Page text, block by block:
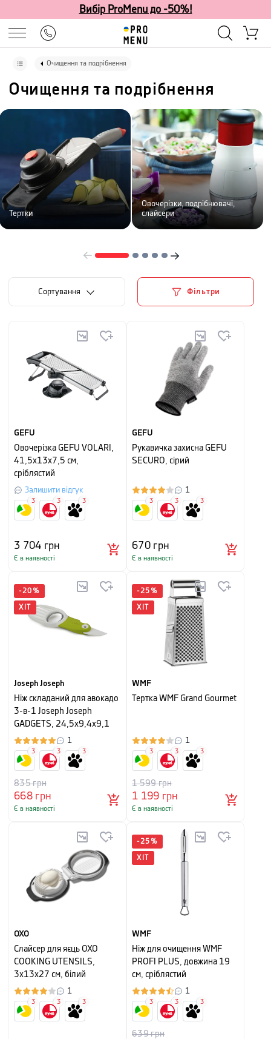
Вибір ProMenu до -50%!
Очищення та подрібнення
Очищення та подрібнення
Тертки
Овочерізки, подрібнювачі,
слайсери
Сортування Фільтри
GEFU
Овочерізка GEFU VOLARI,
41,5х13х7,5 см,
сріблястий
Залишити відгук
3 704 грн
Є в наявності
3 3 3
GEFU
Рукавичка захисна GEFU
SECURO, сірий
1
670грн
Є в наявності
3 3 3
-20 %
ХІТ
Joseph Joseph
Ніж складаний для авокадо
3-в-1 Joseph Joseph
GADGETS, 24,5x9,4x9,1
см, зелений
1
668грн
835грн
Є в наявності
3 3 3
-25 %
ХІТ
WMF
Тертка WMF Grand Gourmet
1
1 199 грн
1 599грн
Є в наявності
3 3 3
OXO
Слайсер для яєць OXO
COOKING UTENSILS,
3х13х27 см, білий
1
3 3 3
-25 %
ХІТ
WMF
Ніж для очищення WMF
PROFI PLUS, довжина 19
см, сріблястий
1
639грн
3 3 3